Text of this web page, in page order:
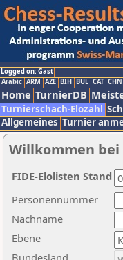
Logged on: Gast
Arabic ARM AZE BIH BUL CAT CHN
Home TurnierDB
Turnierschach-Elozahl
Allgemeines Turnier
Willkommen bei
Nachname
Ebene
Personennummer
Bundesland
FIDE-Elolisten Stand